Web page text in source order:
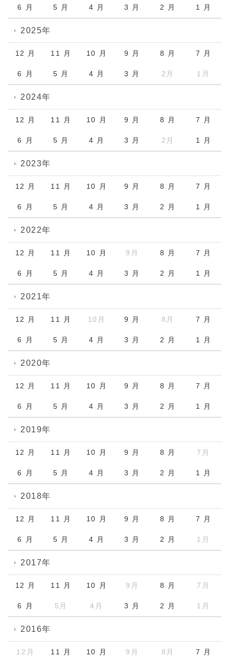
6 月 5 月 4 月 3 月 2 月 1 月
2025年
12 月 11 月 10 月 9 月 8 月 7 月
6 月 5 月 4 月 3 月 2月 1月
2024年
12 月 11 月 10 月 9 月 8 月 7 月
6 月 5 月 4 月 3 月 2月 1 月
2023年
12 月 11 月 10 月 9 月 8 月 7 月
6 月 5 月 4 月 3 月 2 月 1 月
2022年
12 月 11 月 10 月 9月 8 月 7 月
6 月 5 月 4 月 3 月 2 月 1 月
2021年
12 月 11 月 10月 9 月 8月 7 月
6 月 5 月 4 月 3 月 2 月 1 月
2020年
12 月 11 月 10 月 9 月 8 月 7 月
6 月 5 月 4 月 3 月 2 月 1 月
2019年
12 月 11 月 10 月 9 月 8 月 7月
6 月 5 月 4 月 3 月 2 月 1 月
2018年
12 月 11 月 10 月 9 月 8 月 7 月
6 月 5 月 4 月 3 月 2 月 1月
2017年
12 月 11 月 10 月 9月 8 月 7月
6 月 5月 4月 3 月 2 月 1月
2016年
12月 11 月 10 月 9月 8月 7 月